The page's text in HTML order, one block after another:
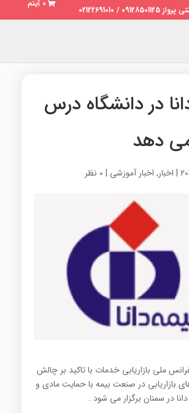
/ 02122691010
0 آیتم
در دانشگاه درس
دهد
| اخبار, اخبار آموزشی | 0 نظر
ملی بازاریابی خدمات با تاکید بر چالش
بازاریابی در صنعت بیمه با حمایت مادی و
در سمنان برگزار می شود .